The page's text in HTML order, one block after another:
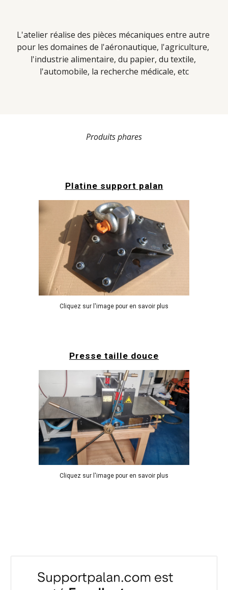
L'atelier réalise des pièces mécaniques entre autre
pour les domaines de l'aéronautique, l'agriculture,
l'industrie alimentaire, du papier, du textile,
l'automobile, la recherche médicale, etc
Produits phares
Platine support palan
Cliquez sur l'image pour en savoir plus
Presse taille douce
Cliquez sur l'image pour en savoir plus